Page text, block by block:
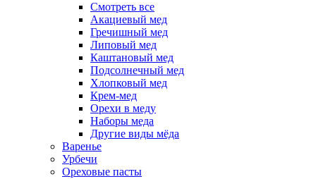
Смотреть все
Акациевый мед
Гречишный мед
Липовый мед
Каштановый мед
Подсолнечный мед
Хлопковый мед
Крем-мед
Орехи в меду
Наборы меда
Другие виды мёда
Варенье
Урбечи
Ореховые пасты